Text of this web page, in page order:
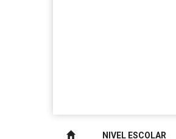
NIVEL ESCOLAR